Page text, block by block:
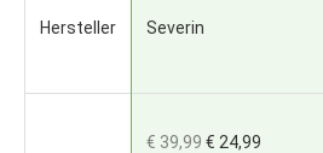
Hersteller Severin
€ 39,99 € 24,99